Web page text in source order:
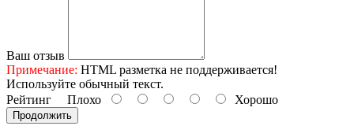
Ваш отзыв
Примечание: HTML разметка не поддерживается!
Используйте обычный текст.
Рейтинг Плохо Хорошо
Продолжить